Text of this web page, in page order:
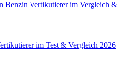
Benzin Vertikutierer im Vergleich &
im Test & Vergleich 2026